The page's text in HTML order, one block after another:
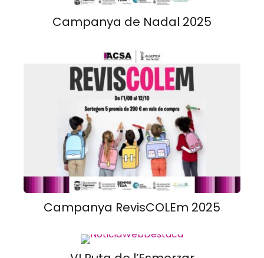
Campanya de Nadal 2025
Campanya RevisCOLEm 2025